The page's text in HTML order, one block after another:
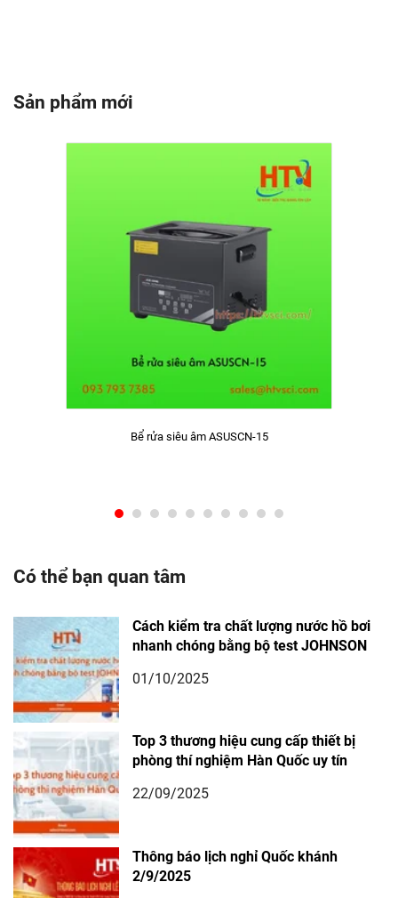
Sản phẩm mới
Bể rửa siêu âm ASUSCN-15
Có thể bạn quan tâm
Cách kiểm tra chất lượng nước hồ bơi
nhanh chóng bằng bộ test JOHNSON
01/10/2025
Top 3 thương hiệu cung cấp thiết bị
phòng thí nghiệm Hàn Quốc uy tín
22/09/2025
Thông báo lịch nghỉ Quốc khánh
2/9/2025